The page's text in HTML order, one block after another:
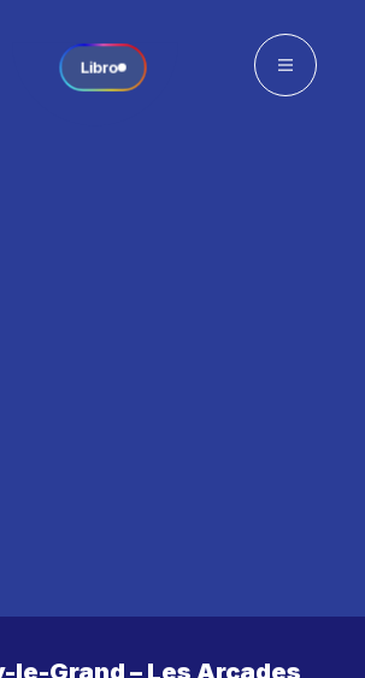
Libro
le-Grand – Les Arcades